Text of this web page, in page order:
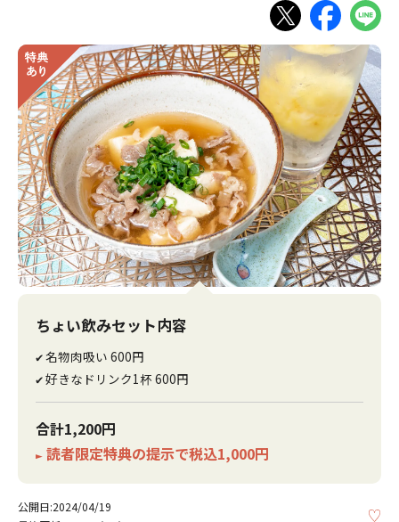
ちょい飲みセット内容
✔名物肉吸い 600円
✔好きなドリンク1杯 600円
合計1,200円
► 読者限定特典の提示で税込1,000円
公開日:2024/04/19